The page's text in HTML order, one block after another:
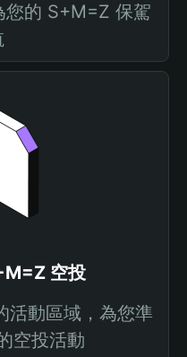
的 S+M=Z 保駕
空投
動區域，為您準
空投活動